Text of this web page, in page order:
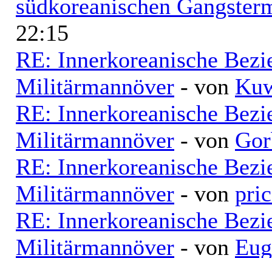
südkoreanischen
22:15
RE: Innerkoreanische
Militärmannöver - von
RE: Innerkoreanische
Militärmannöver - von
RE: Innerkoreanische
Militärmannöver - von
RE: Innerkoreanische
Militärmannöver - von